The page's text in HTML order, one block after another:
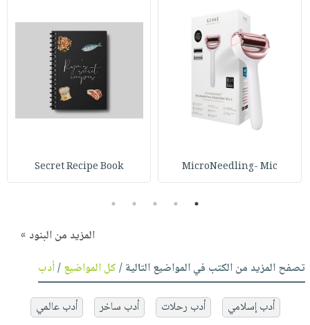
MicroNeedling- Mic
Secret Recipe Book
1
2
3
4
5
المزيد من البنود »
تصفح المزيد من الكتب في المواضيع التالية /كل المواضيع/أدب
أدب إسلامي أدب رحلات أدب ساخر
أدب عالمي